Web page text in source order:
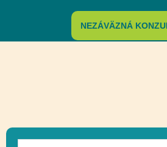
NEZÁVÄZNÁ